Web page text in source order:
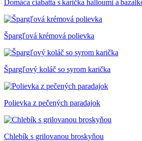
Domáca ciabatta s karička halloumi a
Špargľová krémová polievka
Špargľový koláč so syrom karička
Polievka z pečených paradajok
Chlebík s grilovanou broskyňou